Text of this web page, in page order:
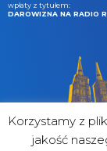
wpłaty z tytułem:
DAROWIZNA NA RADIO
Korzystamy z
jakość